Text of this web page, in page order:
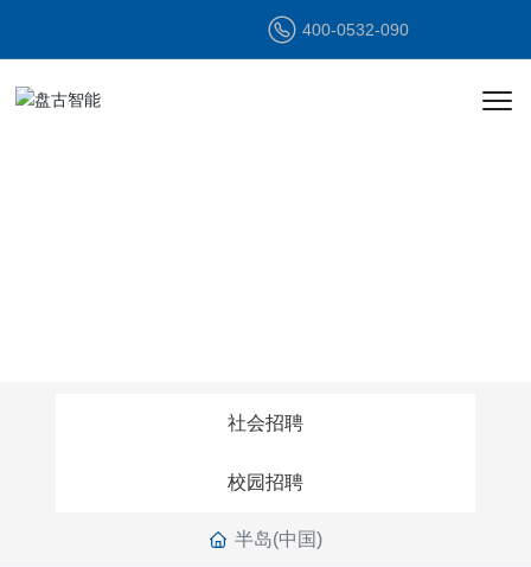
400-0532-090
社会招聘
校园招聘
半岛(中国)